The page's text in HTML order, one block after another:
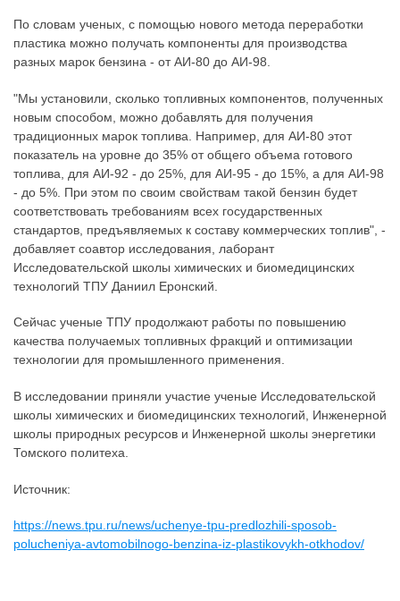
По словам ученых, с помощью нового метода переработки
пластика можно получать компоненты для производства
разных марок бензина - от АИ-80 до АИ-98.
"Мы установили, сколько топливных компонентов, полученных
новым способом, можно добавлять для получения
традиционных марок топлива. Например, для АИ-80 этот
показатель на уровне до 35% от общего объема готового
топлива, для АИ-92 - до 25%, для АИ-95 - до 15%, а для АИ-98
- до 5%. При этом по своим свойствам такой бензин будет
соответствовать требованиям всех государственных
стандартов, предъявляемых к составу коммерческих топлив", -
добавляет соавтор исследования, лаборант
Исследовательской школы химических и биомедицинских
технологий ТПУ Даниил Еронский.
Сейчас ученые ТПУ продолжают работы по повышению
качества получаемых топливных фракций и оптимизации
технологии для промышленного применения.
В исследовании приняли участие ученые Исследовательской
школы химических и биомедицинских технологий, Инженерной
школы природных ресурсов и Инженерной школы энергетики
Томского политеха.
Источник:
https://news.tpu.ru/news/uchenye-tpu-predlozhili-sposob-
polucheniya-avtomobilnogo-benzina-iz-plastikovykh-otkhodov/